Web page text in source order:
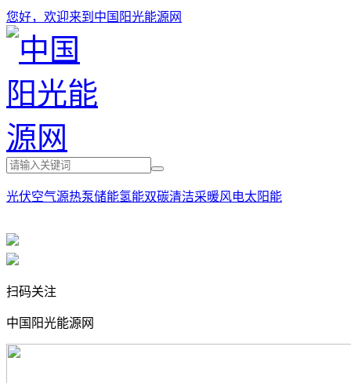
您好，欢迎来到中国阳光能源网
光伏空气源热泵储能氢能双碳清洁采暖风电太阳能
扫码关注
中国阳光能源网